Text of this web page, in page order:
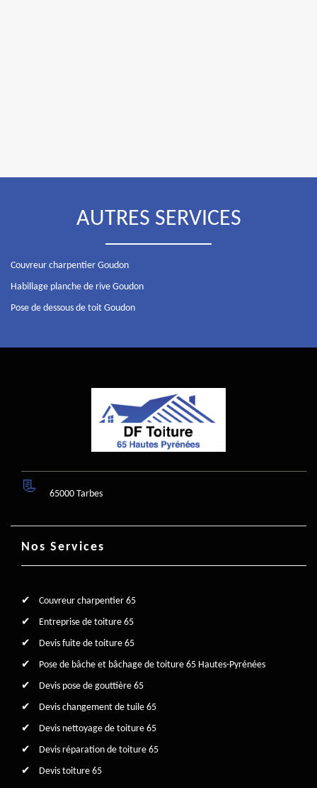
AUTRES SERVICES
Couvreur charpentier Goudon
Habillage planche de rive Goudon
Pose de dessous de toit Goudon
65000 Tarbes
Nos Services
Couvreur charpentier 65
Entreprise de toiture 65
Devis fuite de toiture 65
Pose de bâche et bâchage de toiture 65 Hautes-Pyrénées
Devis pose de gouttière 65
Devis changement de tuile 65
Devis nettoyage de toiture 65
Devis réparation de toiture 65
Devis toiture 65